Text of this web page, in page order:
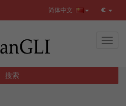
€
简体中文
搜索